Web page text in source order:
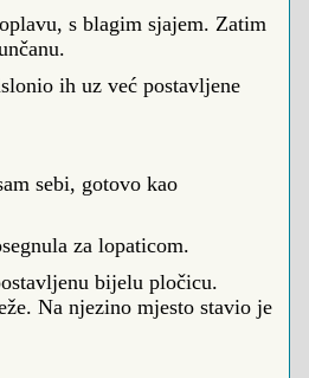
s blagim sjajem. Zatim
ih uz već postavljene
sebi, gotovo kao
za lopaticom.
bijelu pločicu.
Na njezino mjesto stavio je